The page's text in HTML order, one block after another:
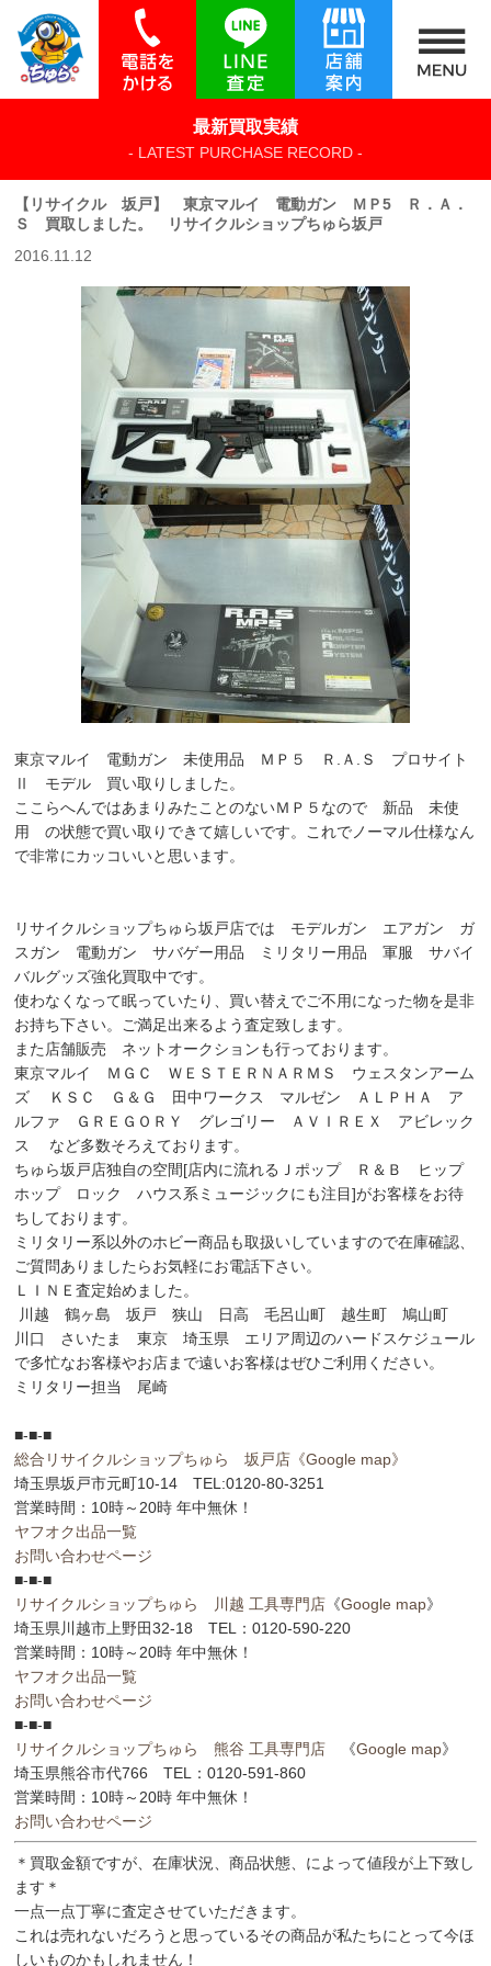
最新買取実績
- LATEST PURCHASE RECORD -
【リサイクル 坂戸】 東京マルイ 電動ガン ＭＰ5 Ｒ．Ａ．
Ｓ 買取しました。 リサイクルショップちゅら坂戸
2016.11.12
東京マルイ 電動ガン 未使用品 ＭＰ５ Ｒ.Ａ.Ｓ プロサイト
Ⅱ モデル 買い取りしました。
ここらへんではあまりみたことのないＭＰ５なので 新品 未使
用 の状態で買い取りできて嬉しいです。これでノーマル仕様なん
で非常にカッコいいと思います。
リサイクルショップちゅら坂戸店では モデルガン エアガン ガ
スガン 電動ガン サバゲー用品 ミリタリー用品 軍服 サバイ
バルグッズ強化買取中です。
使わなくなって眠っていたり、買い替えでご不用になった物を是非
お持ち下さい。ご満足出来るよう査定致します。
また店舗販売 ネットオークションも行っております。
東京マルイ ＭＧＣ ＷＥＳＴＥＲＮＡＲＭＳ ウェスタンアーム
ズ ＫＳＣ Ｇ＆Ｇ 田中ワークス マルゼン ＡＬＰＨＡ ア
ルファ ＧＲＥＧＯＲＹ グレゴリー ＡＶＩＲＥＸ アビレック
ス など多数そろえております。
ちゅら坂戸店独自の空間[店内に流れるＪポップ Ｒ＆Ｂ ヒップ
ホップ ロック ハウス系ミュージックにも注目]がお客様をお待
ちしております。
ミリタリー系以外のホビー商品も取扱いしていますので在庫確認、
ご質問ありましたらお気軽にお電話下さい。
ＬＩＮＥ査定始めました。
川越 鶴ヶ島 坂戸 狭山 日高 毛呂山町 越生町 鳩山町
川口 さいたま 東京 埼玉県 エリア周辺のハードスケジュール
で多忙なお客様やお店まで遠いお客様はぜひご利用ください。
ミリタリー担当 尾崎
■-■-■
総合リサイクルショップちゅら 坂戸店 《Google map》
埼玉県坂戸市元町10-14 TEL:0120-80-3251
営業時間：10時～20時 年中無休！
ヤフオク出品一覧
お問い合わせページ
■-■-■
リサイクルショップちゅら 川越 工具専門店 《Google map》
埼玉県川越市上野田32-18 TEL：0120-590-220
営業時間：10時～20時 年中無休！
ヤフオク出品一覧
お問い合わせページ
■-■-■
リサイクルショップちゅら 熊谷 工具専門店 《Google map》
埼玉県熊谷市代766 TEL：0120-591-860
営業時間：10時～20時 年中無休！
お問い合わせページ
＊買取金額ですが、在庫状況、商品状態、によって値段が上下致し
ます＊
一点一点丁寧に査定させていただきます。
これは売れないだろうと思っているその商品が私たちにとって今ほ
しいものかもしれません！